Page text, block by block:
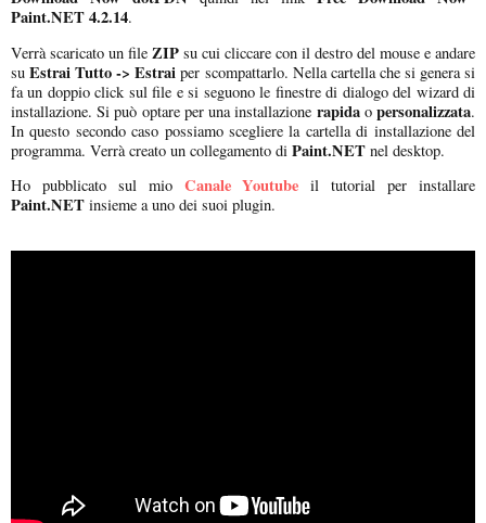
Paint.NET 4.2.14.
Verrà scaricato un file ZIP su cui cliccare con il destro del mouse e andare
suEstrai Tutto -> Estrai per scompattarlo. Nella cartella che si genera si
fa un doppio click sul file e si seguono le finestre di dialogo del wizard di
installazione. Si può optare per una installazione rapidaopersonalizzata.
In questo secondo caso possiamo scegliere la cartella di installazione del
programma. Verrà creato un collegamento di Paint.NET nel desktop.
Ho pubblicato sul mio Canale Youtube il tutorial per installare
Paint.NET insieme a uno dei suoi plugin.